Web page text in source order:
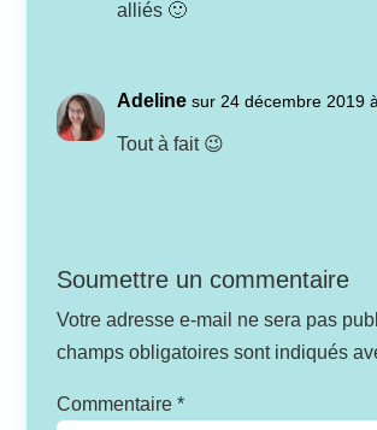
alliés 🙂
Adeline sur 24 décembre 2019
Tout à fait 😉
Soumettre un commentaire
Votre adresse e-mail ne sera pas
champs obligatoires sont indiqués
Commentaire*